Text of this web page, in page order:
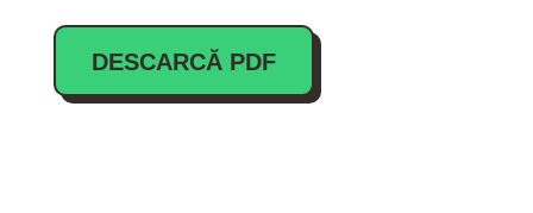
DESCARCĂ PDF